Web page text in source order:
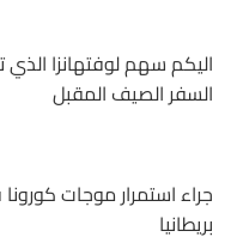
اليكم سهم لوفتهانزا الذي
السفر الصيف المقبل
جراء استمرار موجات
بريطانيا